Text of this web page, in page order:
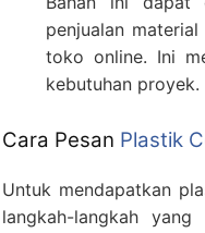
penjualan
toko online. Ini
kebutuhan proyek.
Cara Pesan Plastik
Untuk mendapatkan
langkah-langkah